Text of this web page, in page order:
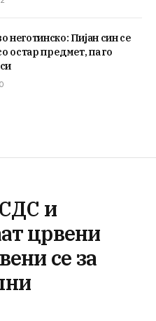
неготинско: Пијан син се
остар предмет, па го
и
црвени
се за